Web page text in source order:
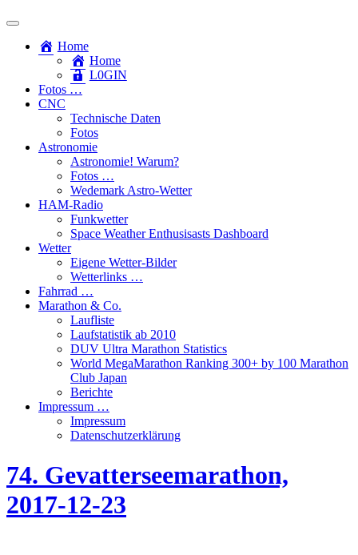
Toggle
search
field
Home
Home
L​0​​GIN
Fotos …
CNC
Technische Daten
Fotos
Astronomie
Astronomie! Warum?
Fotos …
Wedemark Astro-Wetter
HAM-Radio
Funkwetter
Space Weather Enthusisasts Dashboard
Wetter
Eigene Wetter-Bilder
Wetterlinks …
Fahrrad …
Marathon & Co.
Laufliste
Laufstatistik ab 2010
DUV Ultra Marathon Statistics
World MegaMarathon Ranking 300+ by 100 Marathon
Club Japan
Berichte
Impressum …
Impressum
Datenschutzerklärung
74. Gevatterseemarathon,
2017-12-23